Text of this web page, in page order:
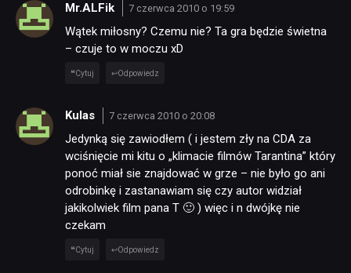
Mr.ALFik 7 czerwca 2010 o 19:59
Wątek miłosny? Czemu nie? Ta gra będzie świetna
– czuje to w moczu xD
Cytuj Odpowiedz
Kulas 7 czerwca 2010 o 20:08
Jedynką się zawiodłem ( i jestem zły na CDA za
wciśnięcie mi kitu o „klimacie filmów Tarantina” który
ponoć miał sie znajdować w grze – nie było go ani
odrobinkę i zastanawiam się czy autor widział
jakikolwiek film pana T 🙂 ) więc i n dwójkę nie
czekam
Cytuj Odpowiedz